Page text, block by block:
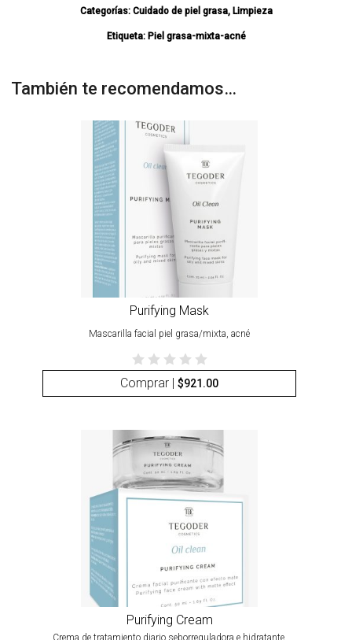
Categorías: Cuidado de piel grasa, Limpieza
Etiqueta: Piel grasa-mixta-acné
También te recomendamos…
Purifying Mask
Mascarilla facial piel grasa/mixta, acné
Comprar |$921.00
Purifying Cream
Crema de tratamiento diario seborreguladora e hidratante.